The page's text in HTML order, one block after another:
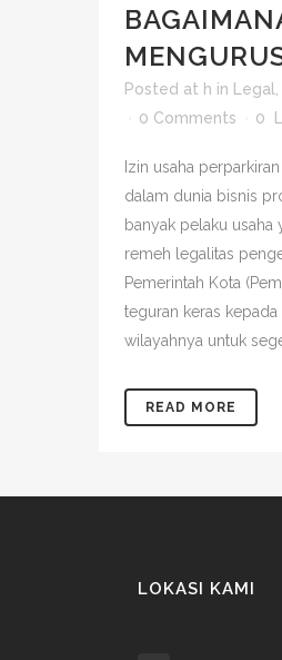
Posted at h in Legal
0 Comments
0
Izin usaha
dalam dunia bisnis
banyak pelaku
remeh legalitas
Pemerintah Kota
teguran keras
wilayahnya untuk
READ MORE
LOKASI KAMI